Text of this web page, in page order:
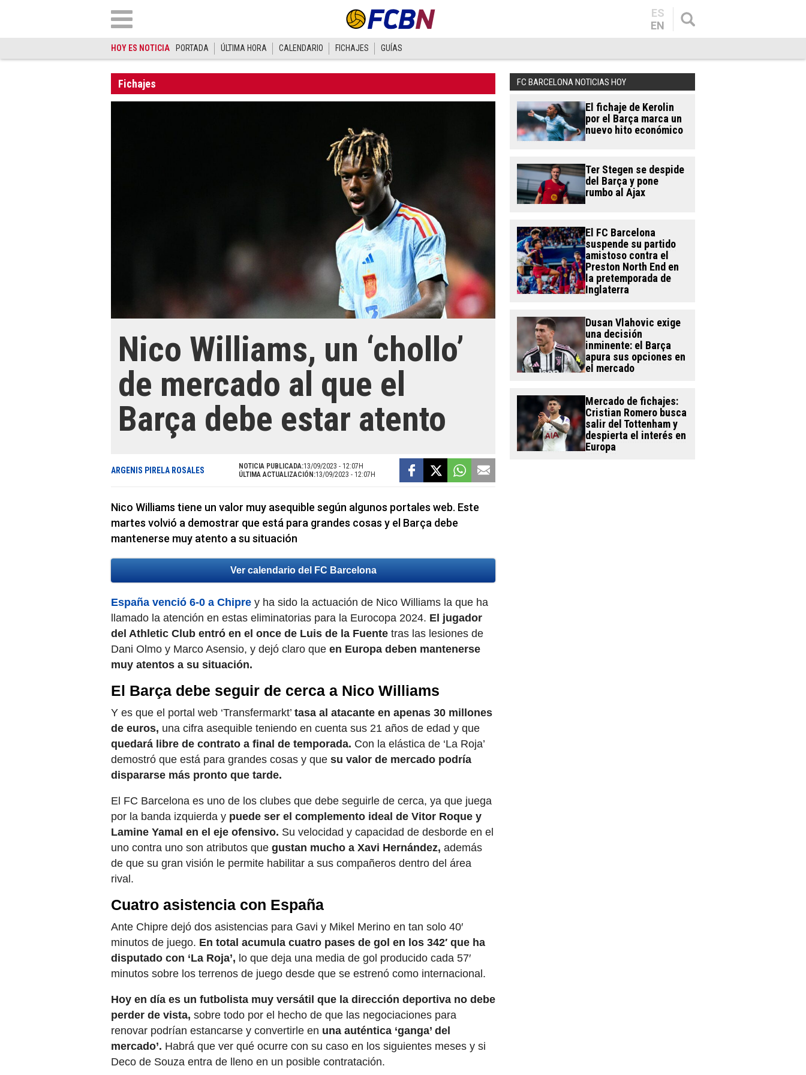
ES
EN
HOY ES NOTICIA PORTADA ÚLTIMA HORA CALENDARIO FICHAJES GUÍAS
Fichajes
Nico Williams, un ‘chollo’
de mercado al que el
Barça debe estar atento
ARGENIS PIRELA ROSALES NOTICIA PUBLICADA:13/09/2023 - 12:07H
ÚLTIMA ACTUALIZACIÓN:13/09/2023 - 12:07H
Nico Williams tiene un valor muy asequible según algunos portales web. Este
martes volvió a demostrar que está para grandes cosas y el Barça debe
mantenerse muy atento a su situación
Ver calendario del FC Barcelona
España venció 6-0 a Chipre y ha sido la actuación de Nico Williams la que ha
llamado la atención en estas eliminatorias para la Eurocopa 2024. El jugador
del Athletic Club entró en el once de Luis de la Fuente tras las lesiones de
Dani Olmo y Marco Asensio, y dejó claro que en Europa deben mantenerse
muy atentos a su situación.
El Barça debe seguir de cerca a Nico Williams
Y es que el portal web ‘Transfermarkt’ tasa al atacante en apenas 30 millones
de euros, una cifra asequible teniendo en cuenta sus 21 años de edad y que
quedará libre de contrato a final de temporada. Con la elástica de ‘La Roja’
demostró que está para grandes cosas y que su valor de mercado podría
dispararse más pronto que tarde.
El FC Barcelona es uno de los clubes que debe seguirle de cerca, ya que juega
por la banda izquierda y puede ser el complemento ideal de Vitor Roque y
Lamine Yamal en el eje ofensivo. Su velocidad y capacidad de desborde en el
uno contra uno son atributos que gustan mucho a Xavi Hernández, además
de que su gran visión le permite habilitar a sus compañeros dentro del área
rival.
Cuatro asistencia con España
Ante Chipre dejó dos asistencias para Gavi y Mikel Merino en tan solo 40′
minutos de juego. En total acumula cuatro pases de gol en los 342′ que ha
disputado con ‘La Roja’, lo que deja una media de gol producido cada 57′
minutos sobre los terrenos de juego desde que se estrenó como internacional.
Hoy en día es un futbolista muy versátil que la dirección deportiva no debe
perder de vista, sobre todo por el hecho de que las negociaciones para
renovar podrían estancarse y convertirle en una auténtica ‘ganga’ del
mercado’. Habrá que ver qué ocurre con su caso en los siguientes meses y si
Deco de Souza entra de lleno en un posible contratación.
FC BARCELONA NOTICIAS HOY
El fichaje de Kerolin
por el Barça marca un
nuevo hito económico
Ter Stegen se despide
del Barça y pone
rumbo al Ajax
El FC Barcelona
suspende su partido
amistoso contra el
Preston North End en
la pretemporada de
Inglaterra
Dusan Vlahovic exige
una decisión
inminente: el Barça
apura sus opciones en
el mercado
Mercado de fichajes:
Cristian Romero busca
salir del Tottenham y
despierta el interés en
Europa